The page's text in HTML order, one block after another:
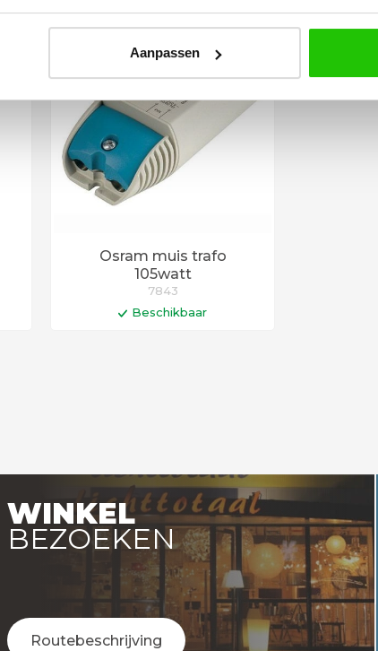
Aanpassen
Osram muis trafo
105watt
€40
7843
Beschikbaar
WINKEL
BEZOEKEN
Routebeschrijving